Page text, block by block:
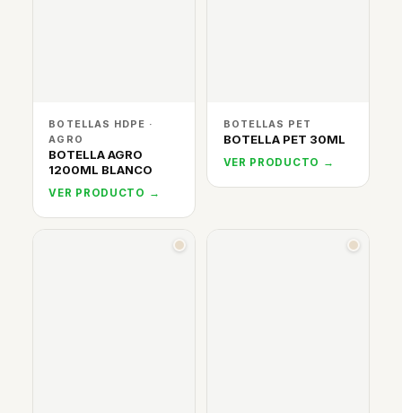
BOTELLAS HDPE ·
AGRO
BOTELLA AGRO
1200ML BLANCO
VER PRODUCTO →
BOTELLAS PET
BOTELLA PET 30ML
VER PRODUCTO →